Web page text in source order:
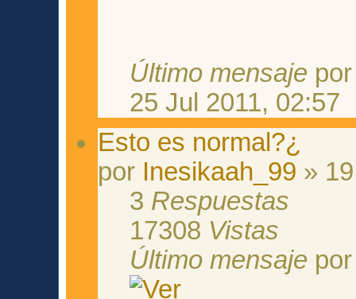
Último mensaje
25 Jul 2011, 02:57
Esto es normal?¿
por Inesikaah_99 »
3 Respuestas
17308 Vistas
Último mensaje